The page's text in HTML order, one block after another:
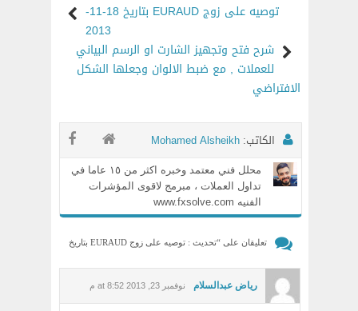
توصيه على زوج EURAUD بتاريخ 18-11-
2013
شرح فتح وتجهيز الشارت او الرسم البياني
للعملات , مع ضبط الالوان وجعلها الشكل
الافتراضي
الكاتب: Mohamed Alsheikh
محلل فني معتمد وخبره اكثر من ١٥ عاما في
تداول العملات ، مبرمج لاقوى المؤشرات
الفنيه www.fxsolve.com
تعليقان على “ تحديث : توصيه على زوج EURAUD بتاريخ
رياض عبدالسلام نوفمبر 23, 2013 at 8:52 م